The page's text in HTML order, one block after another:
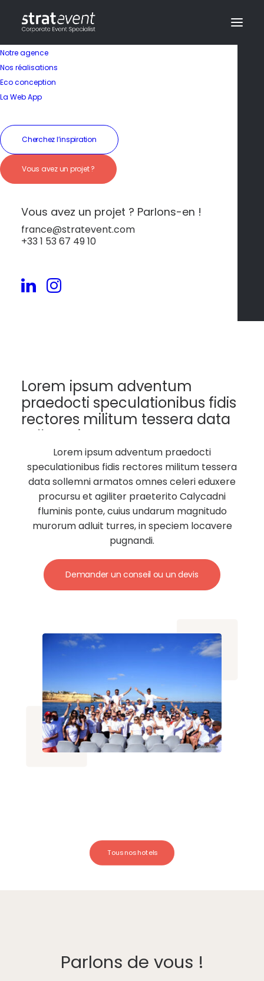
Notre agence
Nos réalisations
Eco conception
La Web App
Cherchez l’inspiration
Vous avez un projet ?
Vous avez un projet ? Parlons-en !
france@stratevent.com
+33 1 53 67 49 10
Une escapade
citadine raffinée
Lorem ipsum adventum
praedocti speculationibus fidis
rectores militum tessera data
sollemni armatos.
Lorem ipsum adventum praedocti
speculationibus fidis rectores militum tessera
data sollemni armatos omnes celeri eduxere
procursu et agiliter praeterito Calycadni
fluminis ponte, cuius undarum magnitudo
murorum adluit turres, in speciem locavere
pugnandi.
Demander un conseil ou un devis
Tous nos hotels
Parlons de vous !